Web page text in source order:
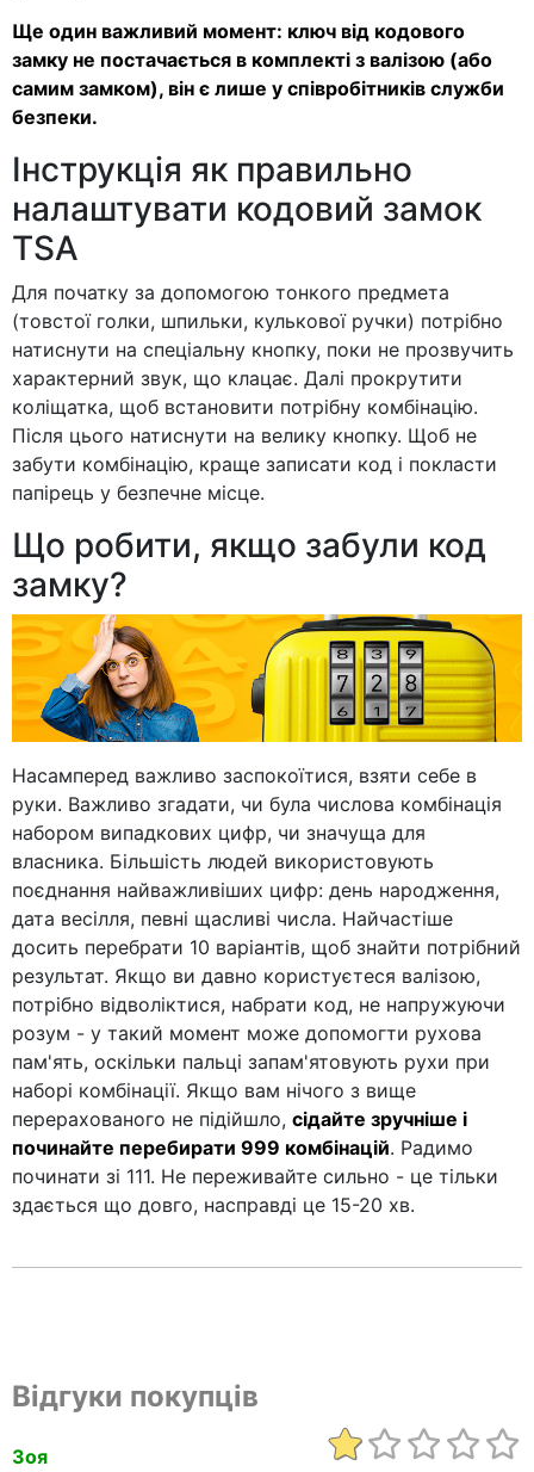
Ще один важливий момент: ключ від кодового
замку не постачається в комплекті з валізою (або
самим замком), він є лише у співробітників служби
безпеки.
Інструкція як правильно
налаштувати кодовий замок
TSA
Для початку за допомогою тонкого предмета
(товстої голки, шпильки, кулькової ручки) потрібно
натиснути на спеціальну кнопку, поки не прозвучить
характерний звук, що клацає. Далі прокрутити
коліщатка, щоб встановити потрібну комбінацію.
Після цього натиснути на велику кнопку. Щоб не
забути комбінацію, краще записати код і покласти
папірець у безпечне місце.
Що робити, якщо забули код
замку?
Насамперед важливо заспокоїтися, взяти себе в
руки. Важливо згадати, чи була числова комбінація
набором випадкових цифр, чи значуща для
власника. Більшість людей використовують
поєднання найважливіших цифр: день народження,
дата весілля, певні щасливі числа. Найчастіше
досить перебрати 10 варіантів, щоб знайти потрібний
результат. Якщо ви давно користуєтеся валізою,
потрібно відволіктися, набрати код, не напружуючи
розум - у такий момент може допомогти рухова
пам'ять, оскільки пальці запам'ятовують рухи при
наборі комбінації. Якщо вам нічого з вище
перерахованого не підійшло, сідайте зручніше і
починайте перебирати 999 комбінацій. Радимо
починати зі 111. Не переживайте сильно - це тільки
здається що довго, насправді це 15-20 хв.
Відгуки покупців
Зоя